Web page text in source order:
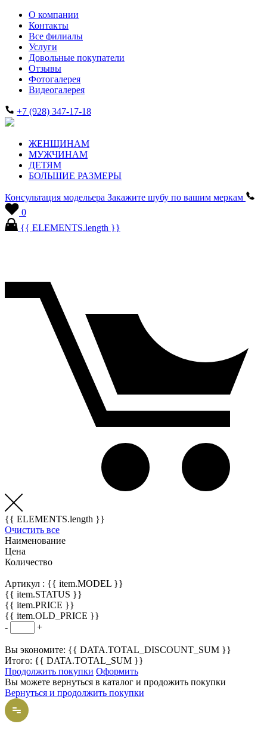
О компании
Контакты
Все филиалы
Услуги
Довольные покупатели
Отзывы
Фотогалерея
Видеогалерея
+7 (928) 347-17-18
ЖЕНЩИНАМ
МУЖЧИНАМ
ДЕТЯМ
БОЛЬШИЕ РАЗМЕРЫ
Консультация модельера Закажите шубу по вашим меркам
0
{{ ELEMENTS.length }}
{{ ELEMENTS.length }}
Очистить все
Наименование
Цена
Количество
Артикул : {{ item.MODEL }}
{{ item.STATUS }}
{{ item.PRICE }}
{{ item.OLD_PRICE }}
-
+
Вы экономите: {{ DATA.TOTAL_DISCOUNT_SUM }}
Итого: {{ DATA.TOTAL_SUM }}
Продолжить покупки Оформить
Вы можете вернуться в каталог и продожить покупки
Вернуться и продолжить покупки